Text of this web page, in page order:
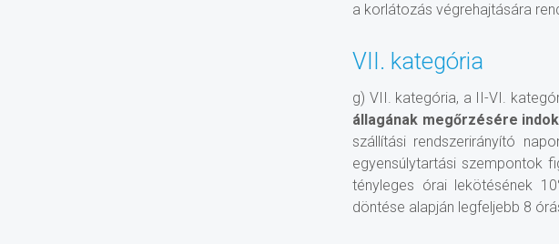
a korlátozás végrehajtására
VII. kategória
g) VII. kategória, a II-VI.
állagának megőrzésére
szállítási rendszerirányító
egyensúlytartási szempontok
tényleges órai lekötésének
döntése alapján legfeljebb 8